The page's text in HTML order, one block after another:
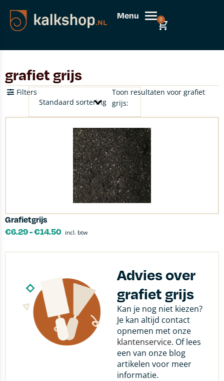
Menu 0
grafiet grijs
Toon resultaten voor grafiet
grijs:
Filters
Grafietgrijs
€6.29-€14.50 incl. btw
Advies over
grafiet grijs
Kan je nog niet kiezen?
Je kan altijd contact
opnemen met onze
klantenservice. Of lees
een van onze blog
artikelen voor meer
informatie.